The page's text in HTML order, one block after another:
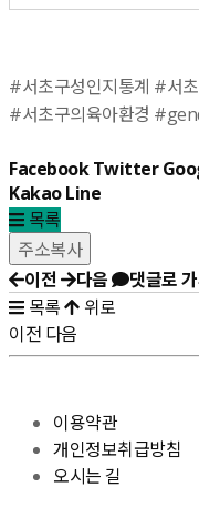
#서초구성인지통계 #서
#서초구의육아환경
Facebook Twitter
Kakao Line
목록
이전 다음
댓글로
목록
위로
이전 다음
이용약관
개인정보취급방침
오시는 길